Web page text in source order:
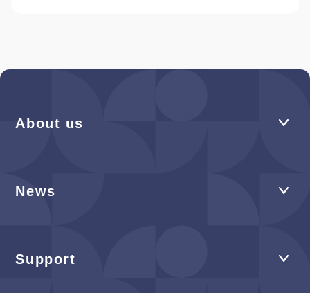
About us
News
Support